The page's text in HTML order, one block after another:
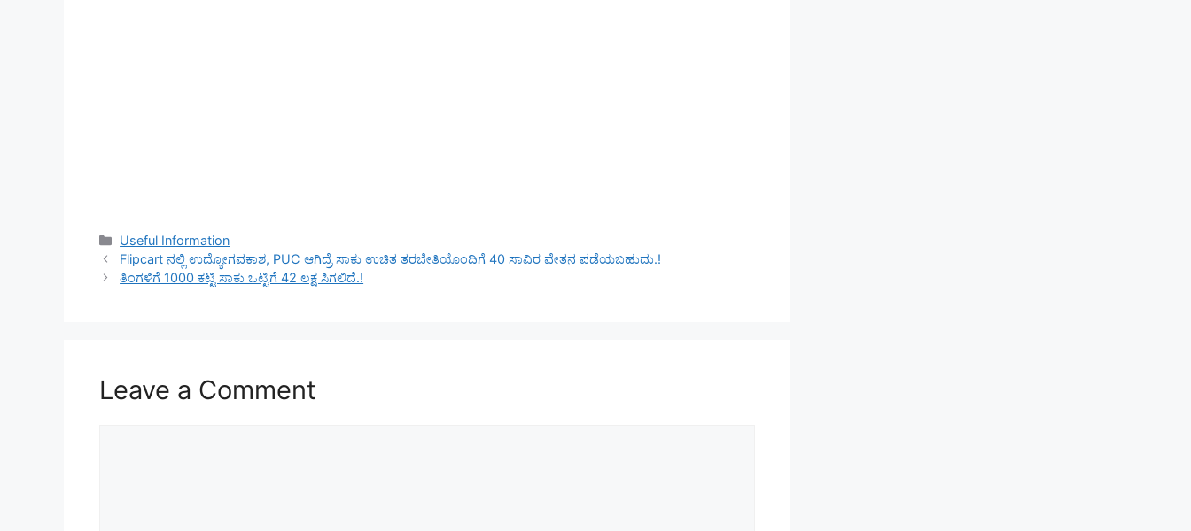
Categories
Useful Information
Flipcart ನಲ್ಲಿ ಉದ್ಯೋಗವಕಾಶ, PUC ಆಗಿದ್ರೆ ಸಾಕು ಉಚಿತ ತರಬೇತಿಯೊಂದಿಗೆ 40 ಸಾವಿರ ವೇತನ ಪಡೆಯಬಹುದು.!
ತಿಂಗಳಿಗೆ 1000 ಕಟ್ಟಿ ಸಾಕು ಒಟ್ಟಿಗೆ 42 ಲಕ್ಷ ಸಿಗಲಿದೆ.!
Leave a Comment